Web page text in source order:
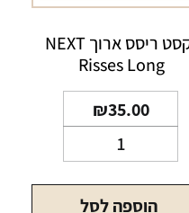
נקסט ריסס ארוך NEXT
Risses Long
₪35.00
של
נקסט
הוספה לסל